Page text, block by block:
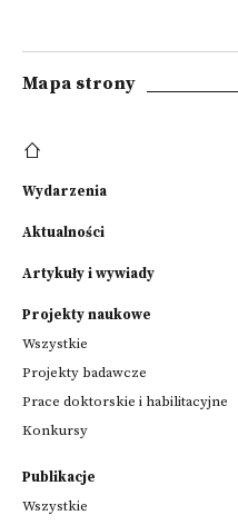
Mapa strony
Wydarzenia
Aktualności
Artykuły i wywiady
Projekty naukowe
Wszystkie
Projekty badawcze
Prace doktorskie i habilitacyjne
Konkursy
Publikacje
Wszystkie